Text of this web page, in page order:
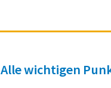
Alle wichtigen